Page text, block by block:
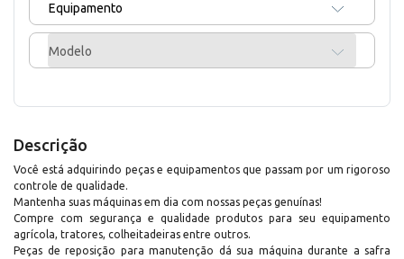
Equipamento
Modelo
Descrição
Você está adquirindo peças e equipamentos que passam por um rigoroso
controle de qualidade.
Mantenha suas máquinas em dia com nossas peças genuínas!
Compre com segurança e qualidade produtos para seu equipamento
agrícola, tratores, colheitadeiras entre outros.
Peças de reposição para manutenção dá sua máquina durante a safra